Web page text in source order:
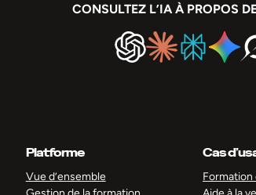
CONSULTEZ L’IA À PROPOS
Platforme
Vue d’ensemble
Cas